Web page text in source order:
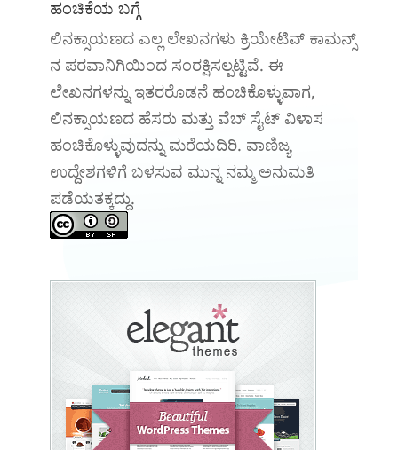
ಹಂಚಿಕೆಯ ಬಗ್ಗೆ
ಲಿನಕ್ಸಾಯಣದ ಎಲ್ಲ ಲೇಖನಗಳು ಕ್ರಿಯೇಟಿವ್ ಕಾಮನ್ಸ್
ನ ಪರವಾನಿಗಿಯಿಂದ ಸಂರಕ್ಷಿಸಲ್ಪಟ್ಟಿವೆ. ಈ
ಲೇಖನಗಳನ್ನು ಇತರರೊಡನೆ ಹಂಚಿಕೊಳ್ಳುವಾಗ,
ಲಿನಕ್ಸಾಯಣದ ಹೆಸರು ಮತ್ತು ವೆಬ್ ಸೈಟ್ ವಿಳಾಸ
ಹಂಚಿಕೊಳ್ಳುವುದನ್ನು ಮರೆಯದಿರಿ. ವಾಣಿಜ್ಯ
ಉದ್ದೇಶಗಳಿಗೆ ಬಳಸುವ ಮುನ್ನ ನಮ್ಮ ಅನುಮತಿ
ಪಡೆಯತಕ್ಕದ್ದು.